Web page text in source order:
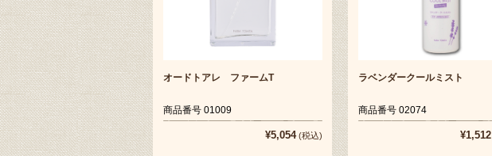
オードトアレ ファームT
商品番号 01009
¥5,054(税込)
ラベンダークールミスト
商品番号 02074
¥1,512